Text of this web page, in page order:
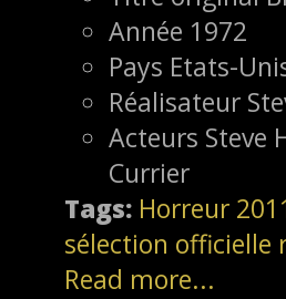
Année 1972
Pays Etats-
Réalisateur
Acteurs Steve
Currier
Tags: Horreur
sélection officielle
Read more...